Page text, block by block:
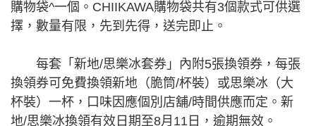
購物袋^一個。CHIIKAWA購物袋共有3個款式可供選
擇，數量有限，先到先得，送完即止。
每套「新地/思樂冰套券」內附5張換領券，每張
換領券可免費換領新地（脆筒/杯裝）或思樂冰（大
杯裝）一杯，口味因應個別店舖/時間供應而定。新
地/思樂冰換領有效日期至8月11日，逾期無效。